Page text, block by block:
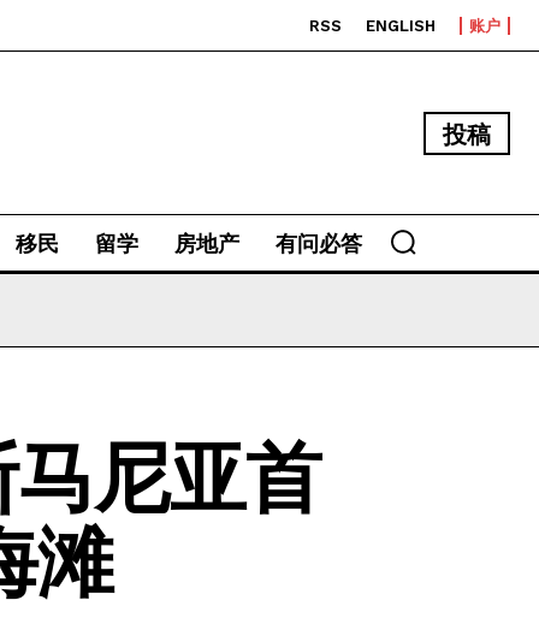
RSS ENGLISH 账户
投稿
移民 留学 房地产 有问必答
尼亚首
滩